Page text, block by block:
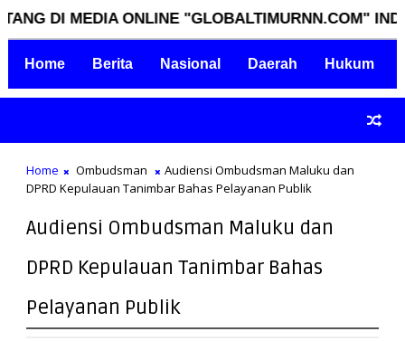
ONLINE "GLOBALTIMURNN.COM"
Home Berita Nasional Daerah Hukum
Home Ombudsman
Audiensi Ombudsman Maluku dan
DPRD Kepulauan Tanimbar Bahas Pelayanan Publik
Audiensi Ombudsman Maluku dan
DPRD Kepulauan Tanimbar Bahas
Pelayanan Publik